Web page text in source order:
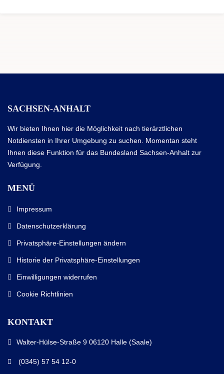
SACHSEN-ANHALT
Wir bieten Ihnen hier die Möglichkeit nach tierärztlichen
Notdiensten in Ihrer Umgebung zu suchen. Momentan steht
Ihnen diese Funktion für das Bundesland Sachsen-Anhalt zur
Verfügung.
MENÜ
Impressum
Datenschutzerklärung
Privatsphäre-Einstellungen ändern
Historie der Privatsphäre-Einstellungen
Einwilligungen widerrufen
Cookie Richtlinien
KONTAKT
Walter-Hülse-Straße 9 06120 Halle (Saale)
(0345) 57 54 12-0